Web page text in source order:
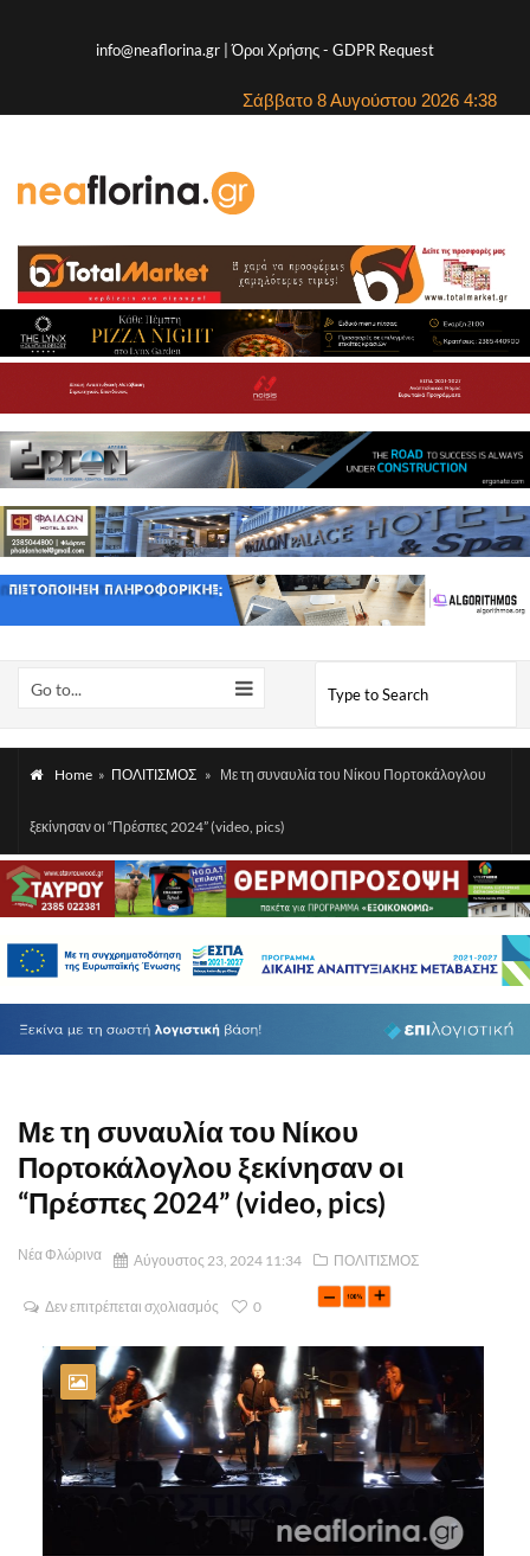
info@neaflorina.gr |Όροι Χρήσης- GDPR Request
Σάββατο 8 Αυγούστου 2026 4:38
Go to...
Home » ΠΟΛΙΤΙΣΜΟΣ » Με τη συναυλία του Νίκου Πορτοκάλογλου
ξεκίνησαν οι “Πρέσπες 2024” (video, pics)
Με τη συναυλία του Νίκου
Πορτοκάλογλου ξεκίνησαν οι
“Πρέσπες 2024” (video, pics)
Νέα Φλώρινα Αύγουστος 23, 2024 11:34 ΠΟΛΙΤΙΣΜΟΣ
Δεν επιτρέπεται σχολιασμός 0